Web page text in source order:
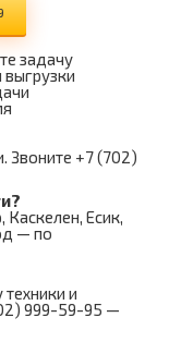
задачу
выгрузки
Звоните +7 (702)
Есик,
— по
и
999-59-95 —